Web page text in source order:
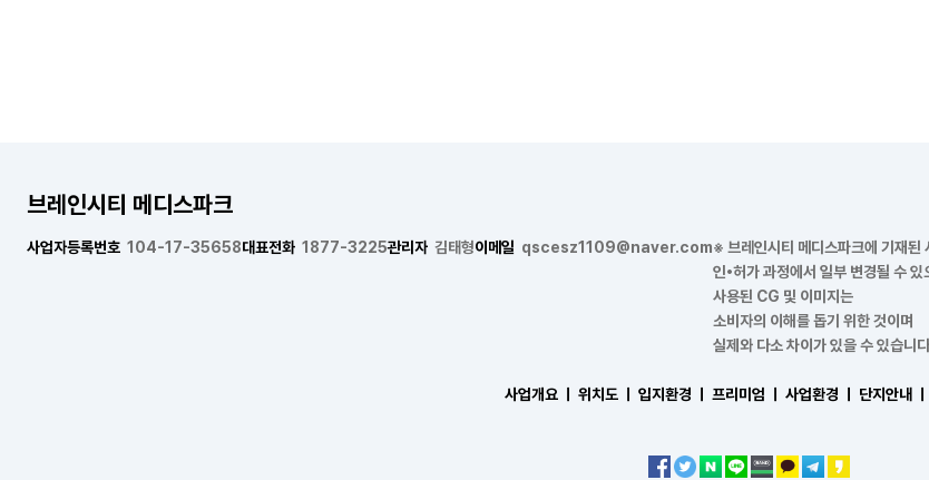
브레인시티 메디스파크
사업자등록번호 104-17-35658대표전화 1877-3225관리자 김태형이메일 qscesz1109@naver.com※ 브레인시티 메디스파크에 기재된
인•허가 과정에서 일부 변경될 수 있
사용된 CG 및 이미지는
소비자의 이해를 돕기 위한 것이며
실제와 다소 차이가 있을 수 있습니
사업개요 ㅣ 위치도 ㅣ 입지환경 ㅣ 프리미엄 ㅣ 사업환경 ㅣ 단지안내 ㅣ